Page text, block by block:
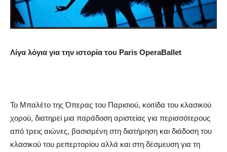
Λίγα λόγια για την ιστορία του Paris OperaBallet
Το Μπαλέτο της Όπερας του Παρισιού, κοιτίδα του κλασικού
χορού, διατηρεί μια παράδοση αριστείας για περισσότερους
από τρεις αιώνες, βασισμένη στη διατήρηση και διάδοση του
κλασικού του ρεπερτορίου αλλά και στη δέσμευση για τη